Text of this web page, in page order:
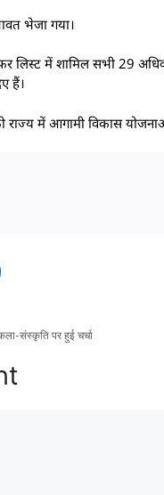
भेजा गया।
लिस्ट में शामिल सभी 29
हैं।
राज्य में आगामी विकास
संस्कृति पर हुई चर्चा